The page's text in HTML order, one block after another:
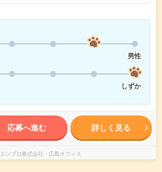
男性
しずか
応募へ進む 詳しく見る
エンプロ株式会社 広島オフィス